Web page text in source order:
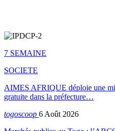
7 SEMAINE
SOCIETE
AIMES AFRIQUE déploie une
gratuite dans la préfecture…
togoscoop 6 Août 2026